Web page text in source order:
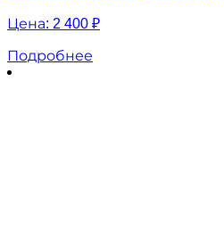
Цена: 2 400 ₽
Подробнее